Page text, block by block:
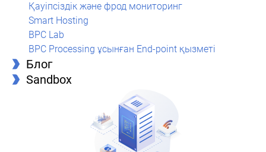
Қауіпсіздік және фрод мониторинг
Smart Hosting
BPC Lab
BPC Processing ұсынған End-point қызметі
Блог
Sandbox